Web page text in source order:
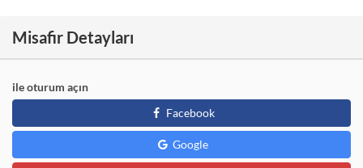
Misafir Detayları
ile oturum açın
Facebook
Google